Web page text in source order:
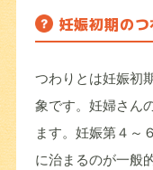
妊娠初期の
つわりとは妊娠初
象です。妊婦さん
ます。妊娠第４～
に治まるのが一般